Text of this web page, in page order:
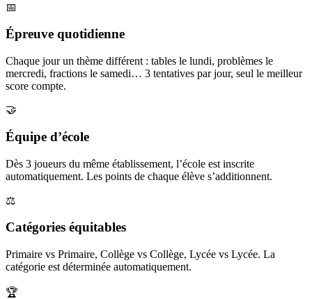
📅
Épreuve quotidienne
Chaque jour un thème différent : tables le lundi, problèmes le
mercredi, fractions le samedi… 3 tentatives par jour, seul le meilleur
score compte.
🤝
Équipe d’école
Dès 3 joueurs du même établissement, l’école est inscrite
automatiquement. Les points de chaque élève s’additionnent.
⚖️
Catégories équitables
Primaire vs Primaire, Collège vs Collège, Lycée vs Lycée. La
catégorie est déterminée automatiquement.
🏆